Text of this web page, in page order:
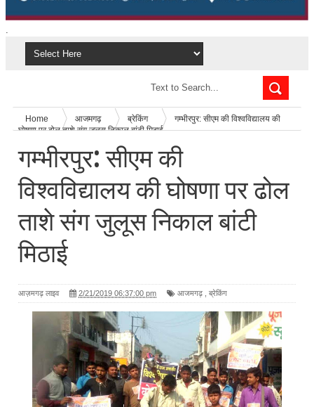
.
Home आजमगढ़ ब्रेकिंग
गम्भीरपुर: सीएम की विश्वविद्यालय की
घोषणा पर ढोल ताशे संग जुलूस निकाल बांटी मिठाई
गम्भीरपुर: सीएम की
विश्वविद्यालय की घोषणा पर ढोल
ताशे संग जुलूस निकाल बांटी
मिठाई
आज़मगढ़ लाइव 2/21/2019 06:37:00 pm आजमगढ़ ब्रेकिंग